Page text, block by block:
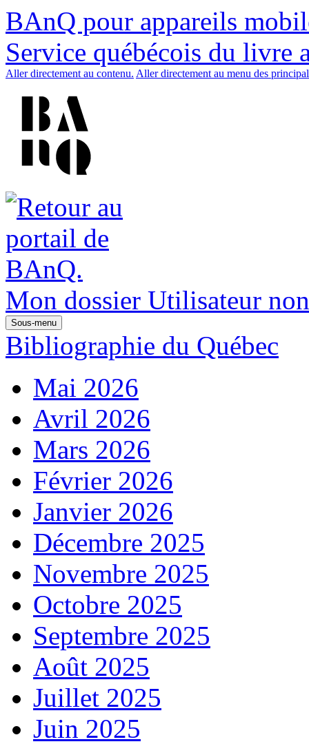
BAnQ pour appareils
Service québécois du livre
Aller directement au contenu. Aller directement au menu des
Mon dossier Utilisateur
Sous-menu
Bibliographie du Québec
Mai 2026
Avril 2026
Mars 2026
Février 2026
Janvier 2026
Décembre 2025
Novembre 2025
Octobre 2025
Septembre 2025
Août 2025
Juillet 2025
Juin 2025